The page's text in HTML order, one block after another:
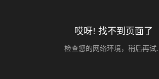
哎呀! 找不到页面了
检查您的网络环境，稍后再试...